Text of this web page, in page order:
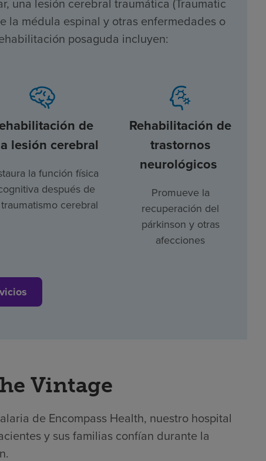
la médula espinal y otras enfermedades o
posaguda incluyen:
de
lesión cerebral
la función física
después de
cerebral
Rehabilitación de
trastornos
neurológicos
Promueve la
recuperación del
párkinson y otras
afecciones
Vintage
de Encompass Health, nuestro hospital
y sus familias confían durante la